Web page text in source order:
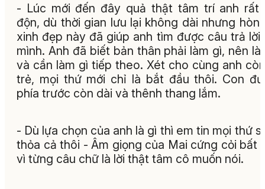
- Lúc mới đến đây quả thật tâm trí anh rất
độn, dù thời gian lưu lại không dài nhưng hòn
xinh đẹp này đã giúp anh tìm được câu trả lời
mình. Anh đã biết bản thân phải làm gì, nên
và cần làm gì tiếp theo. Xét cho cùng anh
trẻ, mọi thứ mới chỉ là bắt đầu thôi. Con
phía trước còn dài và thênh thang lắm.
- Dù lựa chọn của anh là gì thì em tin mọi thứ
thỏa cả thôi - Âm giọng của Mai cứng cỏi bất
vì từng câu chữ là lời thật tâm cô muốn nói.